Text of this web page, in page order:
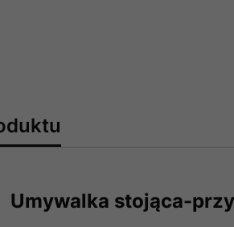
Umywalka stojąca-